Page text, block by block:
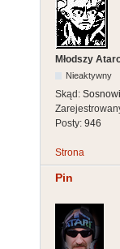
Młodszy
Nieaktywny
Skąd:
Posty: 946
Strona
Pin